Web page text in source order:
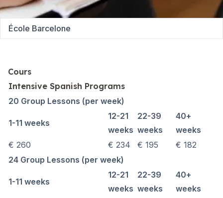
École Barcelone
Cours
Intensive Spanish Programs
20 Group Lessons (per week)
1-11 weeks
12-21
weeks
22-39
weeks
40+
weeks
€ 260
€ 234 € 195
€ 182
24 Group Lessons (per week)
1-11 weeks
12-21
weeks
22-39
weeks
40+
weeks